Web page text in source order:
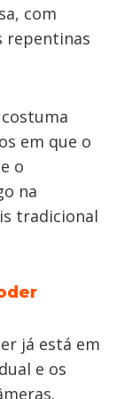
com
repentinas
em que o
o
na
tradicional
já está em
e os